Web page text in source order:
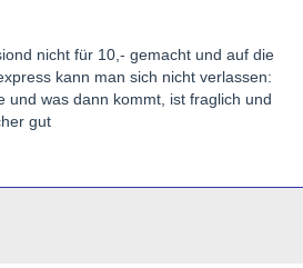
nicht für 10,- gemacht und auf die
kann man sich nicht verlassen:
und was dann kommt, ist fraglich und
gut